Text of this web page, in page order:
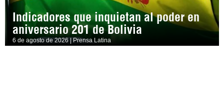
Indicadores que inquietan al poder en
aniversario 201 de Bolivia
6 de agosto de 2026 | Prensa Latina